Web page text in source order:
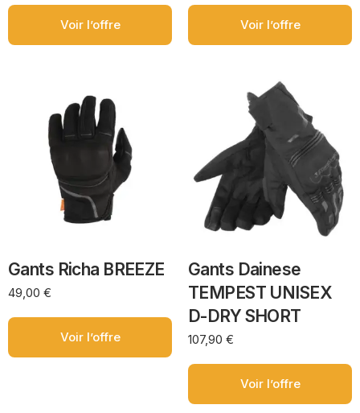
Voir l’offre Voir l’offre
Gants Richa BREEZE
49,00 €
Voir l’offre
Gants Dainese
TEMPEST UNISEX
D-DRY SHORT
107,90 €
Voir l’offre